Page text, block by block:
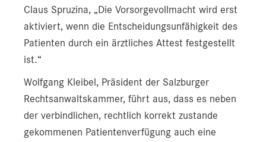
Claus Spruzina, „Die Vorsorgevollmacht wird erst
aktiviert, wenn die Entscheidungsunfähigkeit des
Patienten durch ein ärztliches Attest festgestellt
ist.“
Wolfgang Kleibel, Präsident der Salzburger
Rechtsanwaltskammer, führt aus, dass es neben
der verbindlichen, rechtlich korrekt zustande
gekommenen Patientenverfügung auch eine